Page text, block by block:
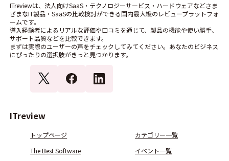
ITreviewは、法人向けSaaS・テクノロジーサービス・ハードウェアなどさま
ざまなIT製品・SaaSの比較検討ができる国内最大級のレビュープラットフォ
ームです。
導入経験者によるリアルな評価や口コミを通じて、製品の機能や使い勝手、
サポート品質などを比較できます。
まずは実際のユーザーの声をチェックしてみてください。あなたのビジネス
にぴったりの選択肢がきっと見つかります。
ITreview
トップページ
カテゴリー一覧
The Best Software
イベント一覧